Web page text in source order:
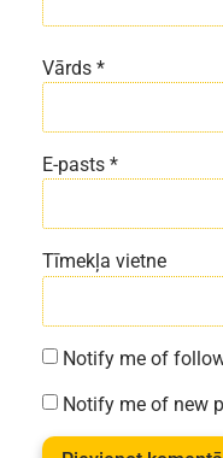
Vārds *
E-pasts *
Tīmekļa vietne
Notify me of
Notify me of new